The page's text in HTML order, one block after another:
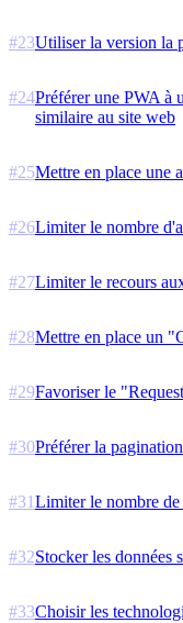
#23Utiliser la version la
#24Préférer une PWA à
similaire au site web
#25Mettre en place une
#26Limiter le nombre
#27Limiter le recours
#28Mettre en place un
#29Favoriser le
#30Préférer la
#31Limiter le nombre
#32Stocker les données
#33Choisir les